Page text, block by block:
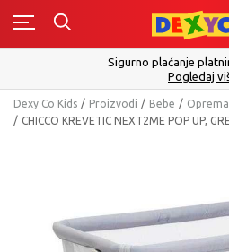
Sigurno plaćanje
Pogledaj
Dexy Co Kids Proizvodi Bebe Oprema
CHICCO KREVETIC NEXT2ME POP UP,